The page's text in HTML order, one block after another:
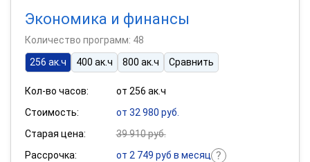
Экономика и финансы
Количество программ: 48
256 ак.ч
400 ак.ч 800 ак.ч Сравнить
Кол-во часов:
от 256 ак.ч
Стоимость:
от 32 980 руб.
Старая цена:
39 910 руб.
Рассрочка:
от 2 749 руб в месяц